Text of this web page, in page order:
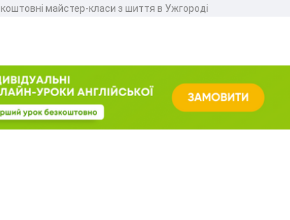
майстер-класи з шиття в Ужгороді